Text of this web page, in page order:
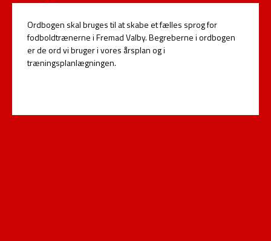
Ordbogen skal bruges til at skabe et fælles sprog for
fodboldtrænerne i Fremad Valby. Begreberne i ordbogen
er de ord vi bruger i vores årsplan og i
træningsplanlægningen.